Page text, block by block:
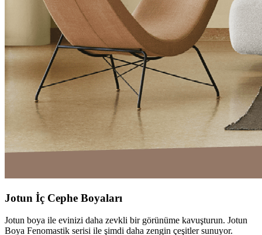
Jotun İç Cephe Boyaları
Jotun boya ile evinizi daha zevkli bir görünüme kavuşturun. Jotun
Boya Fenomastik serisi ile şimdi daha zengin çeşitler sunuyor.